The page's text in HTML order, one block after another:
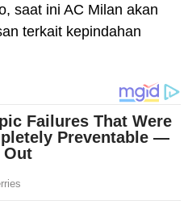
saat ini AC Milan akan
terkait kepindahan